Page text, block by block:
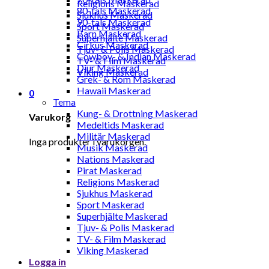
Religions Maskerad
Sjukhus Maskerad
Sport Maskerad
Superhjälte Maskerad
Tjuv- & Polis Maskerad
TV- & Film Maskerad
Viking Maskerad
0
Varukorg
Inga produkter i varukorgen.
80-tals Maskerad
90-tals Maskerad
Barn Maskerad
Cirkus Maskerad
Cowboy- & Indian Maskerad
Djur Maskerad
Grek- & Rom Maskerad
Hawaii Maskerad
Tema
Kung- & Drottning Maskerad
Medeltids Maskerad
Militär Maskerad
Musik Maskerad
Nations Maskerad
Pirat Maskerad
Religions Maskerad
Sjukhus Maskerad
Sport Maskerad
Superhjälte Maskerad
Tjuv- & Polis Maskerad
TV- & Film Maskerad
Viking Maskerad
Logga in